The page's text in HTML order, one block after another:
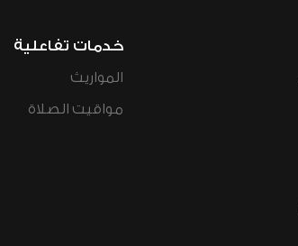
خدمات تفاعلية
المواريث
مواقيت الصلاة